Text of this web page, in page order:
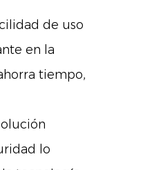
de uso
en la
tiempo,
lo